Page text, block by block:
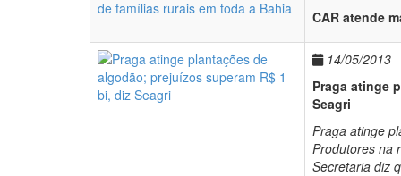
CAR atende
14/05/2013
Praga atinge
Seagri
Praga atinge
Produtores na
Secretaria diz